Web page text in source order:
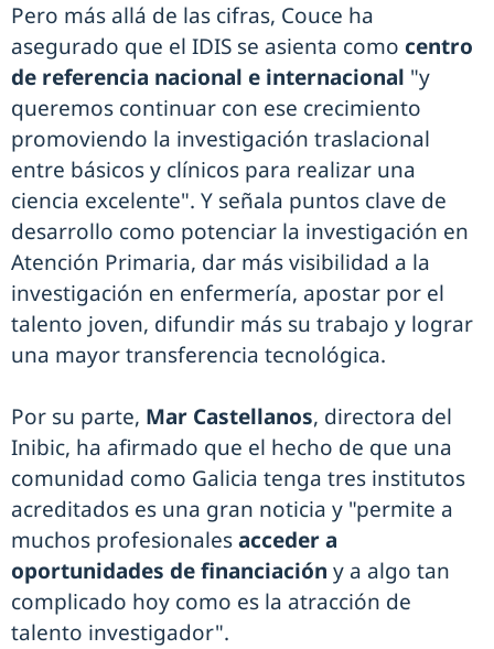
Pero más allá de las cifras, Couce ha
asegurado que el IDIS se asienta como centro
de referencia nacional e internacional "y
queremos continuar con ese crecimiento
promoviendo la investigación traslacional
entre básicos y clínicos para realizar una
ciencia excelente". Y señala puntos clave de
desarrollo como potenciar la investigación en
Atención Primaria, dar más visibilidad a la
investigación en enfermería, apostar por el
talento joven, difundir más su trabajo y lograr
una mayor transferencia tecnológica.
Por su parte, Mar Castellanos, directora del
Inibic, ha afirmado que el hecho de que una
comunidad como Galicia tenga tres institutos
acreditados es una gran noticia y "permite a
muchos profesionalesacceder a
oportunidades de financiación y a algo tan
complicado hoy como es la atracción de
talento investigador".